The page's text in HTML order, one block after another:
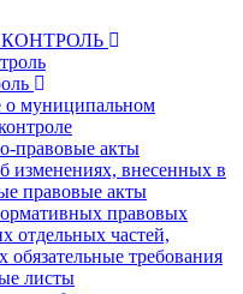
муниципальном
правовые акты
изменениях, внесенных в
правовые акты
правовых
отдельных частей,
обязательные требования
листы